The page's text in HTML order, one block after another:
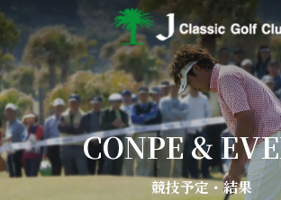
コ
ン
テ
ン
ツ
へ
ス
キ
ッ
プ
ナ
ビ
ゲ
ー
シ
ョ
ン
に
移
動
CONPE &
競技予定・結果